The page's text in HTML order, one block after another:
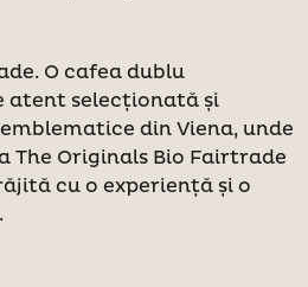
O cafea dublu
atent selecționată și
din Viena, unde
The Originals Bio Fairtrade
cu o experiență și o